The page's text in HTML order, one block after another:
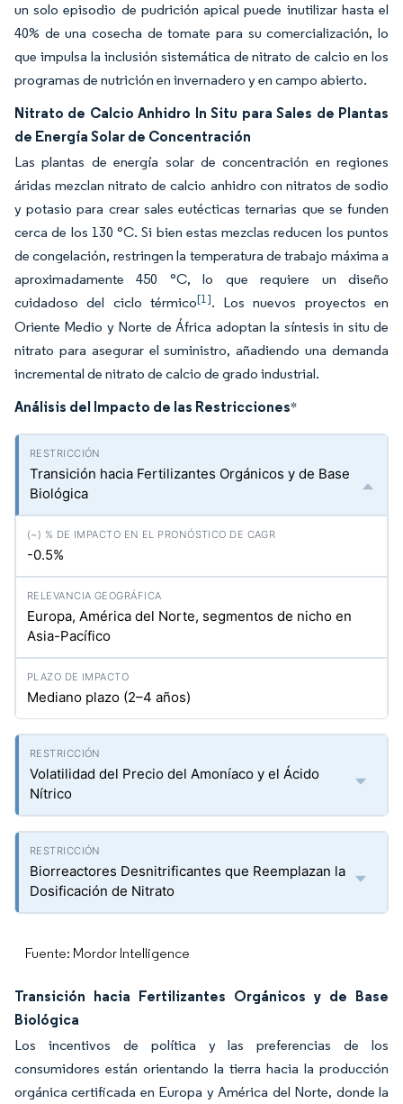
un solo episodio de pudrición apical puede inutilizar hasta el
40% de una cosecha de tomate para su comercialización, lo
que impulsa la inclusión sistemática de nitrato de calcio en los
programas de nutrición en invernadero y en campo abierto.
Nitrato de Calcio Anhidro In Situ para Sales de Plantas
de Energía Solar de Concentración
Las plantas de energía solar de concentración en regiones
áridas mezclan nitrato de calcio anhidro con nitratos de sodio
y potasio para crear sales eutécticas ternarias que se funden
cerca de los 130 °C. Si bien estas mezclas reducen los puntos
de congelación, restringen la temperatura de trabajo máxima a
aproximadamente 450 °C, lo que requiere un diseño
cuidadoso del ciclo térmico[1]. Los nuevos proyectos en
Oriente Medio y Norte de África adoptan la síntesis in situ de
nitrato para asegurar el suministro, añadiendo una demanda
incremental de nitrato de calcio de grado industrial.
Análisis del Impacto de las Restricciones*
Transición hacia Fertilizantes Orgánicos y de Base
Biológica
-0.5%
Europa, América del Norte, segmentos de nicho en
Asia-Pacífico
Mediano plazo (2–4 años)
Volatilidad del Precio del Amoníaco y el Ácido
Nítrico
Biorreactores Desnitrificantes que Reemplazan la
Dosificación de Nitrato
Fuente: Mordor Intelligence
Transición hacia Fertilizantes Orgánicos y de Base
Biológica
Los incentivos de política y las preferencias de los
consumidores están orientando la tierra hacia la producción
orgánica certificada en Europa y América del Norte, donde la